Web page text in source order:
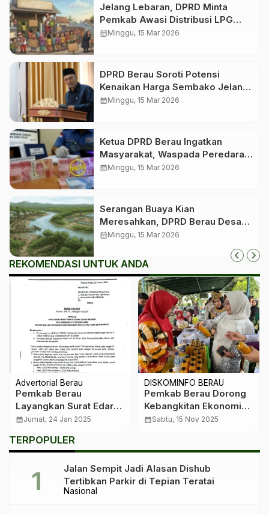
Jelang Lebaran, DPRD Minta
Pemkab Awasi Distribusi LPG
Bersubsidi
calendar_monthMinggu, 15 Mar 2026
DPRD Berau Soroti Potensi
Kenaikan Harga Sembako Jelang
Idulfitri
calendar_monthMinggu, 15 Mar 2026
Ketua DPRD Berau Ingatkan
Masyarakat, Waspada Peredaran
Uang Palsu Jelang Lebaran
calendar_monthMinggu, 15 Mar 2026
Serangan Buaya Kian
Meresahkan, DPRD Berau Desak
Pemerintah Segera Bangun
calendar_monthMinggu, 15 Mar 2026
REKOMENDASI UNTUK ANDA
Advertorial Berau
Pemkab Berau
Layangkan Surat Edaran
Penutupan Sementara
Billiard
calendar_monthJumat, 24 Jan 2025
DISKOMINFO BERAU
Pemkab Berau Dorong
Kebangkitan Ekonomi
Kampung lewat
calendar_monthSabtu, 15 Nov 2025
TERPOPULER
Nasional
Jalan Sempit Jadi Alasan Dishub
Tertibkan Parkir di Tepian Teratai